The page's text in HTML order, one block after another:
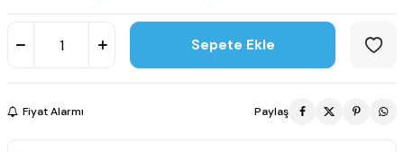
Sepete Ekle
Fiyat Alarmı Paylaş